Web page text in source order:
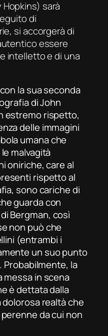
sarà
di
si accorgerà di
essere
intelletto e di una
la sua seconda
di John
estremo rispetto,
delle immagini
umana che
malvagità
oniriche, care al
rispetto al
sono cariche di
guarda con
Bergman, così
non può che
(entrambi i
un suo punto
la
messa in scena
è dettata dalla
realtà che
da cui non